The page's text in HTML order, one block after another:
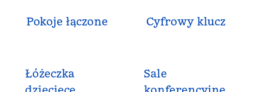
Pokoje łączone Cyfrowy klucz
Łóżeczka
Sale